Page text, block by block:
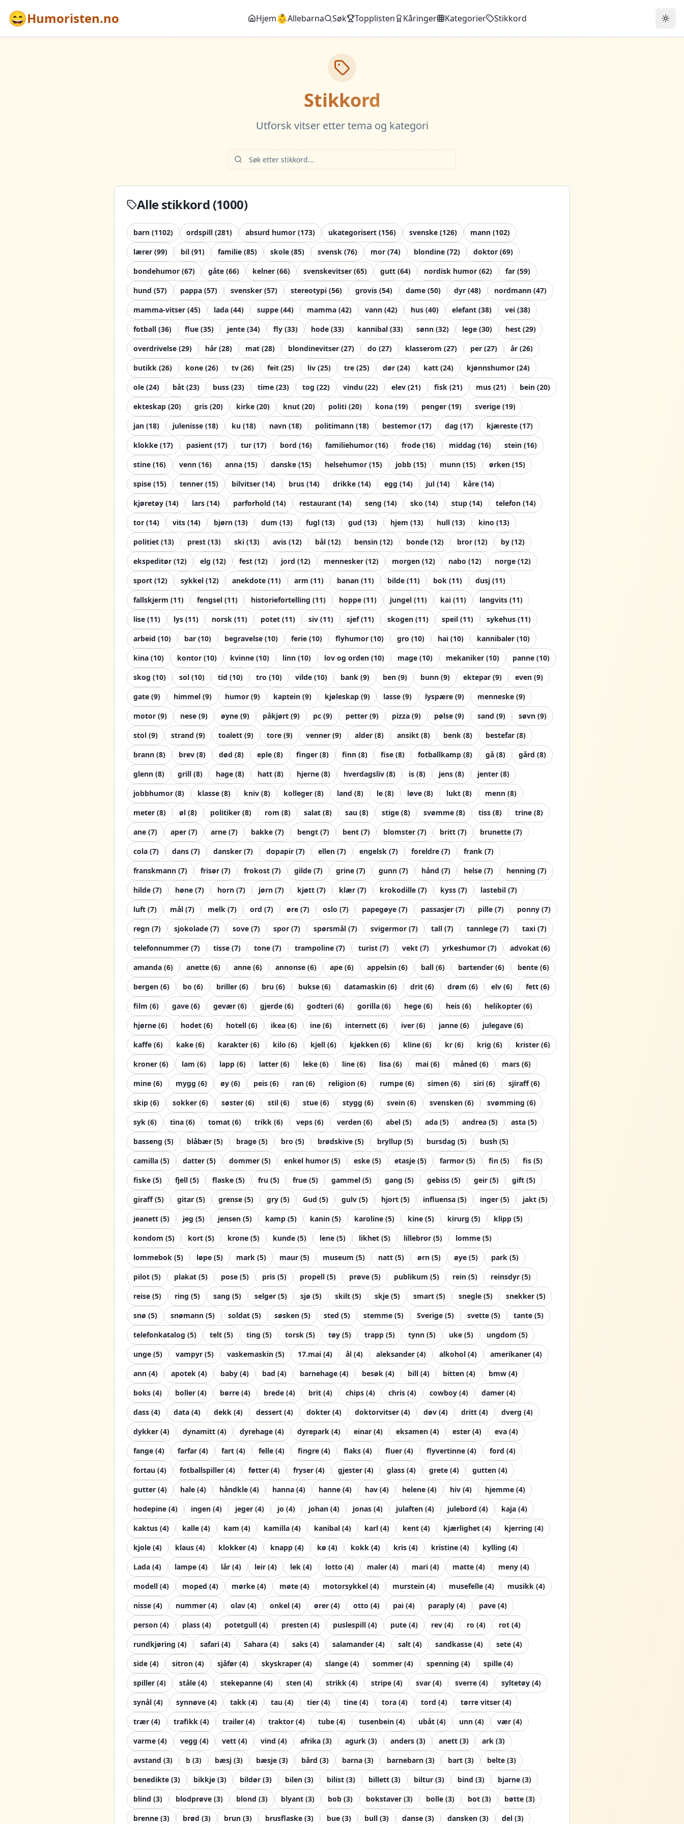
😄Humoristen.no Hjem👶Allebarna Søk Topplisten Kåringer Kategorier Stikkord
Stikkord
Utforsk vitser etter tema og kategori
Alle stikkord (1000)
barn (1102) ordspill (281) absurd humor (173) ukategorisert (156) svenske (126) mann (102)
lærer (99) bil (91) familie (85) skole (85) svensk (76) mor (74) blondine (72) doktor (69)
bondehumor (67) gåte (66) kelner (66) svenskevitser (65) gutt (64) nordisk humor (62) far (59)
hund (57) pappa (57) svensker (57) stereotypi (56) grovis (54) dame (50) dyr (48) nordmann (47)
mamma-vitser (45) lada (44) suppe (44) mamma (42) vann (42) hus (40) elefant (38) vei (38)
fotball (36) flue (35) jente (34) fly (33) hode (33) kannibal (33) sønn (32) lege (30) hest (29)
overdrivelse (29) hår (28) mat (28) blondinevitser (27) do (27) klasserom (27) per (27) år (26)
butikk (26) kone (26) tv (26) feit (25) liv (25) tre (25) dør (24) katt (24) kjønnshumor (24)
ole (24) båt (23) buss (23) time (23) tog (22) vindu (22) elev (21) fisk (21) mus (21) bein (20)
ekteskap (20) gris (20) kirke (20) knut (20) politi (20) kona (19) penger (19) sverige (19)
jan (18) julenisse (18) ku (18) navn (18) politimann (18) bestemor (17) dag (17) kjæreste (17)
klokke (17) pasient (17) tur (17) bord (16) familiehumor (16) frode (16) middag (16) stein (16)
stine (16) venn (16) anna (15) danske (15) helsehumor (15) jobb (15) munn (15) ørken (15)
spise (15) tenner (15) bilvitser (14) brus (14) drikke (14) egg (14) jul (14) kåre (14)
kjøretøy (14) lars (14) parforhold (14) restaurant (14) seng (14) sko (14) stup (14) telefon (14)
tor (14) vits (14) bjørn (13) dum (13) fugl (13) gud (13) hjem (13) hull (13) kino (13)
politiet (13) prest (13) ski (13) avis (12) bål (12) bensin (12) bonde (12) bror (12) by (12)
ekspeditør (12) elg (12) fest (12) jord (12) mennesker (12) morgen (12) nabo (12) norge (12)
sport (12) sykkel (12) anekdote (11) arm (11) banan (11) bilde (11) bok (11) dusj (11)
fallskjerm (11) fengsel (11) historiefortelling (11) hoppe (11) jungel (11) kai (11) langvits (11)
lise (11) lys (11) norsk (11) potet (11) siv (11) sjef(11) skogen (11) speil (11) sykehus (11)
arbeid (10) bar (10) begravelse (10) ferie (10) flyhumor (10) gro (10) hai (10) kannibaler (10)
kina (10) kontor (10) kvinne (10) linn (10) lov og orden (10) mage (10) mekaniker (10) panne (10)
skog (10) sol (10) tid (10) tro (10) vilde (10) bank (9) ben (9) bunn (9) ektepar (9) even (9)
gate (9) himmel (9) humor (9) kaptein (9) kjøleskap (9) lasse (9) lyspære (9) menneske (9)
motor (9) nese (9) øyne (9) påkjørt (9) pc (9) petter (9) pizza (9) pølse (9) sand (9) søvn (9)
stol (9) strand (9) toalett (9) tore (9) venner (9) alder (8) ansikt (8) benk (8) bestefar (8)
brann (8) brev (8) død (8) eple (8) finger (8) finn (8) fise (8) fotballkamp (8) gå (8) gård (8)
glenn (8) grill (8) hage (8) hatt (8) hjerne (8) hverdagsliv (8) is (8) jens (8) jenter (8)
jobbhumor (8) klasse (8) kniv (8) kolleger (8) land (8) le (8) løve (8) lukt (8) menn (8)
meter (8) øl (8) politiker (8) rom (8) salat (8) sau (8) stige (8) svømme (8) tiss (8) trine (8)
ane (7) aper (7) arne (7) bakke (7) bengt (7) bent (7) blomster (7) britt (7) brunette (7)
cola (7) dans (7) dansker (7) dopapir (7) ellen (7) engelsk (7) foreldre (7) frank (7)
franskmann (7) frisør (7) frokost (7) gilde (7) grine (7) gunn (7) hånd (7) helse (7) henning (7)
hilde (7) høne (7) horn (7) jørn (7) kjøtt (7) klær (7) krokodille (7) kyss (7) lastebil (7)
luft (7) mål (7) melk (7) ord (7) øre (7) oslo (7) papegøye (7) passasjer (7) pille (7) ponny (7)
regn (7) sjokolade (7) sove (7) spor (7) spørsmål (7) svigermor (7) tall (7) tannlege (7) taxi (7)
telefonnummer (7) tisse (7) tone (7) trampoline (7) turist (7) vekt (7) yrkeshumor (7) advokat (6)
amanda (6) anette (6) anne (6) annonse (6) ape (6) appelsin (6) ball (6) bartender (6) bente (6)
bergen (6) bo (6) briller (6) bru (6) bukse (6) datamaskin (6) drit (6) drøm (6) elv (6) fett (6)
film (6) gave (6) gevær (6) gjerde (6) godteri (6) gorilla (6) hege (6) heis (6) helikopter (6)
hjørne (6) hodet (6) hotell (6) ikea (6) ine (6) internett (6) iver (6) janne (6) julegave (6)
kaffe (6) kake (6) karakter (6) kilo (6) kjell (6) kjøkken (6) kline (6) kr (6) krig (6) krister (6)
kroner (6) lam (6) lapp (6) latter (6) leke (6) line (6) lisa (6) mai (6) måned (6) mars (6)
mine (6) mygg (6) øy (6) peis (6) ran (6) religion (6) rumpe (6) simen (6) siri (6) sjiraff(6)
skip (6) sokker (6) søster (6) stil (6) stue (6) stygg (6) svein (6) svensken (6) svømming (6)
syk (6) tina (6) tomat (6) trikk (6) veps (6) verden (6) abel (5) ada (5) andrea (5) asta (5)
basseng (5) blåbær (5) brage (5) bro (5) brødskive (5) bryllup (5) bursdag (5) bush (5)
camilla (5) datter (5) dommer (5) enkel humor (5) eske (5) etasje (5) farmor (5) fin (5) fis (5)
fiske (5) fjell (5) flaske (5) fru (5) frue (5) gammel (5) gang (5) gebiss (5) geir (5) gift (5)
giraff(5) gitar (5) grense (5) gry (5) Gud (5) gulv (5) hjort (5) influensa (5) inger (5) jakt (5)
jeanett (5) jeg (5) jensen (5) kamp (5) kanin (5) karoline (5) kine (5) kirurg (5) klipp (5)
kondom (5) kort (5) krone (5) kunde (5) lene (5) likhet (5) lillebror (5) lomme (5)
lommebok (5) løpe (5) mark (5) maur (5) museum (5) natt (5) ørn (5) øye (5) park (5)
pilot (5) plakat (5) pose (5) pris (5) propell (5) prøve (5) publikum (5) rein (5) reinsdyr (5)
reise (5) ring (5) sang (5) selger (5) sjø (5) skilt (5) skje (5) smart (5) snegle (5) snekker (5)
snø (5) snømann (5) soldat (5) søsken (5) sted (5) stemme (5) Sverige (5) svette (5) tante (5)
telefonkatalog (5) telt (5) ting (5) torsk (5) tøy (5) trapp (5) tynn (5) uke (5) ungdom (5)
unge (5) vampyr (5) vaskemaskin (5) 17.mai (4) ål (4) aleksander (4) alkohol (4) amerikaner (4)
ann (4) apotek (4) baby (4) bad (4) barnehage (4) besøk (4) bill (4) bitten (4) bmw (4)
boks (4) boller (4) børre (4) brede (4) brit (4) chips (4) chris (4) cowboy (4) damer (4)
dass (4) data (4) dekk (4) dessert (4) dokter (4) doktorvitser (4) døv (4) dritt (4) dverg (4)
dykker (4) dynamitt (4) dyrehage (4) dyrepark (4) einar (4) eksamen (4) ester (4) eva (4)
fange (4) farfar (4) fart (4) felle (4) fingre (4) flaks (4) fluer (4) flyvertinne (4) ford (4)
fortau (4) fotballspiller (4) føtter (4) fryser (4) gjester (4) glass (4) grete (4) gutten (4)
gutter (4) hale (4) håndkle (4) hanna (4) hanne (4) hav (4) helene (4) hiv (4) hjemme (4)
hodepine (4) ingen (4) jeger (4) jo (4) johan (4) jonas (4) julaften (4) julebord (4) kaja (4)
kaktus (4) kalle (4) kam (4) kamilla (4) kanibal (4) karl (4) kent (4) kjærlighet (4) kjerring (4)
kjole (4) klaus (4) klokker (4) knapp (4) kø (4) kokk (4) kris (4) kristine (4) kylling (4)
Lada (4) lampe (4) lår (4) leir (4) lek (4) lotto (4) maler (4) mari (4) matte (4) meny (4)
modell (4) moped (4) mørke (4) møte (4) motorsykkel (4) murstein (4) musefelle (4) musikk (4)
nisse (4) nummer (4) olav (4) onkel (4) ører (4) otto (4) pai (4) paraply (4) pave (4)
person (4) plass (4) potetgull (4) presten (4) puslespill (4) pute (4) rev (4) ro (4) rot (4)
rundkjøring (4) safari (4) Sahara (4) saks (4) salamander (4) salt (4) sandkasse (4) sete (4)
side (4) sitron (4) sjåfør (4) skyskraper (4) slange (4) sommer (4) spenning (4) spille (4)
spiller (4) ståle (4) stekepanne (4) sten (4) strikk (4) stripe (4) svar (4) sverre (4) syltetøy (4)
synål (4) synnøve (4) takk (4) tau (4) tier (4) tine (4) tora (4) tord (4) tørre vitser (4)
trær (4) trafikk (4) trailer (4) traktor (4) tube (4) tusenbein (4) ubåt (4) unn (4) vær (4)
varme (4) vegg (4) vett (4) vind (4) afrika (3) agurk (3) anders (3) anett (3) ark (3)
avstand (3) b (3) bæsj (3) bæsje (3) bård (3) barna (3) barnebarn (3) bart (3) belte (3)
benedikte (3) bikkje (3) bildør (3) bilen (3) bilist (3) billett (3) biltur (3) bind (3) bjarne (3)
blind (3) blodprøve (3) blond (3) blyant (3) bob (3) bokstaver (3) bolle (3) bot (3) bøtte (3)
brenne (3) brød (3) brun (3) brusflaske (3) bue (3) bull (3) danse (3) dansken (3) del (3)